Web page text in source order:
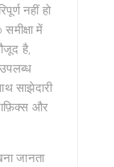
नहीं हो
में
है,
साझेदारी
और
जानता